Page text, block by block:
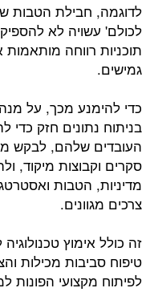
לדוגמה, חבילת הטבות
לכולם' עשויה לא
תוכניות רווחה
גמישים.
כדי להימנע מכך, על
בניתוח נתונים חזק כדי
העובדים שלהם, לבקש
סקרים וקבוצות מיקוד,
מדיניות, הטבות
צרכים מגוונים.
זה כולל אימוץ
טיפוח סביבות מכילות
לפיתוח מקצועי הפונות